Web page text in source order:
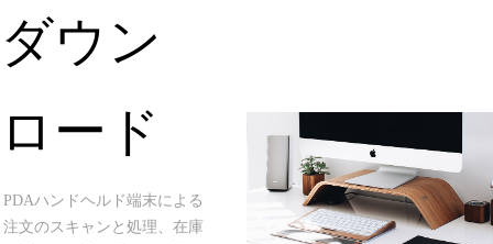
ダウン
ロード
PDAハンドヘルド端末による
注文のスキャンと処理、在庫